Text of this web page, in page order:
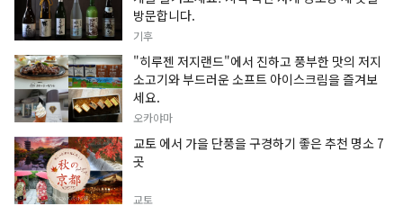
방문합니다.
기후
"히루젠 저지랜드"에서 진하고 풍부한 맛의 저지
소고기와 부드러운 소프트 아이스크림을 즐겨보
세요.
오카야마
교토 에서 가을 단풍을 구경하기 좋은 추천 명소 7
곳
교토